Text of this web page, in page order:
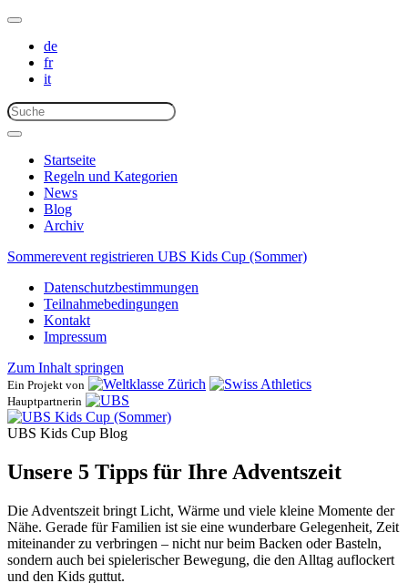
de
fr
it
Startseite
Regeln und Kategorien
News
Blog
Archiv
Sommerevent registrieren UBS Kids Cup (Sommer)
Datenschutzbestimmungen
Teilnahmebedingungen
Kontakt
Impressum
Zum Inhalt springen
Ein Projekt von
Hauptpartnerin
UBS Kids Cup Blog
Unsere 5 Tipps für Ihre Adventszeit
Die Adventszeit bringt Licht, Wärme und viele kleine Momente der
Nähe. Gerade für Familien ist sie eine wunderbare Gelegenheit, Zeit
miteinander zu verbringen – nicht nur beim Backen oder Basteln,
sondern auch bei spielerischer Bewegung, die den Alltag auflockert
und den Kids guttut.